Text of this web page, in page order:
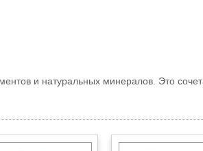
и натуральных минералов. Это